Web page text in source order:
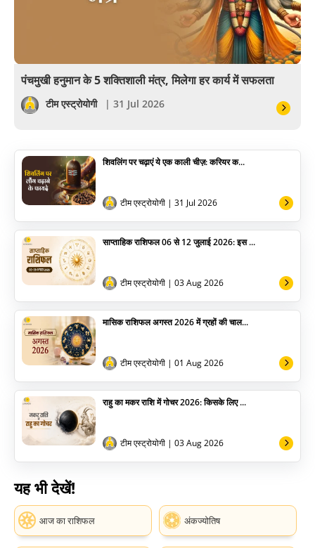
सेलिब्रिटी
योग
अन्य
पंचमुखी हनुमान के 5 शक्तिशाली मंत्र, मिलेगा हर कार्य में सफलता
टीम एस्ट्रोयोगी | 31 Jul 2026
शिवलिंग पर चढ़ाएं ये एक काली चीज़: करियर क...
टीम एस्ट्रोयोगी | 31 Jul 2026
साप्ताहिक राशिफल 06 से 12 जुलाई 2026: इस ...
टीम एस्ट्रोयोगी | 03 Aug 2026
मासिक राशिफल अगस्त 2026 में ग्रहों की चाल...
टीम एस्ट्रोयोगी | 01 Aug 2026
राहु का मकर राशि में गोचर 2026: किसके लिए ...
टीम एस्ट्रोयोगी | 03 Aug 2026
यह भी देखें!
आज का राशिफल अंकज्योतिष